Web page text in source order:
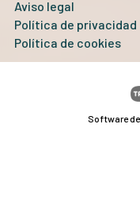
Aviso legal
Política de privacidad
Política de cookies
Software